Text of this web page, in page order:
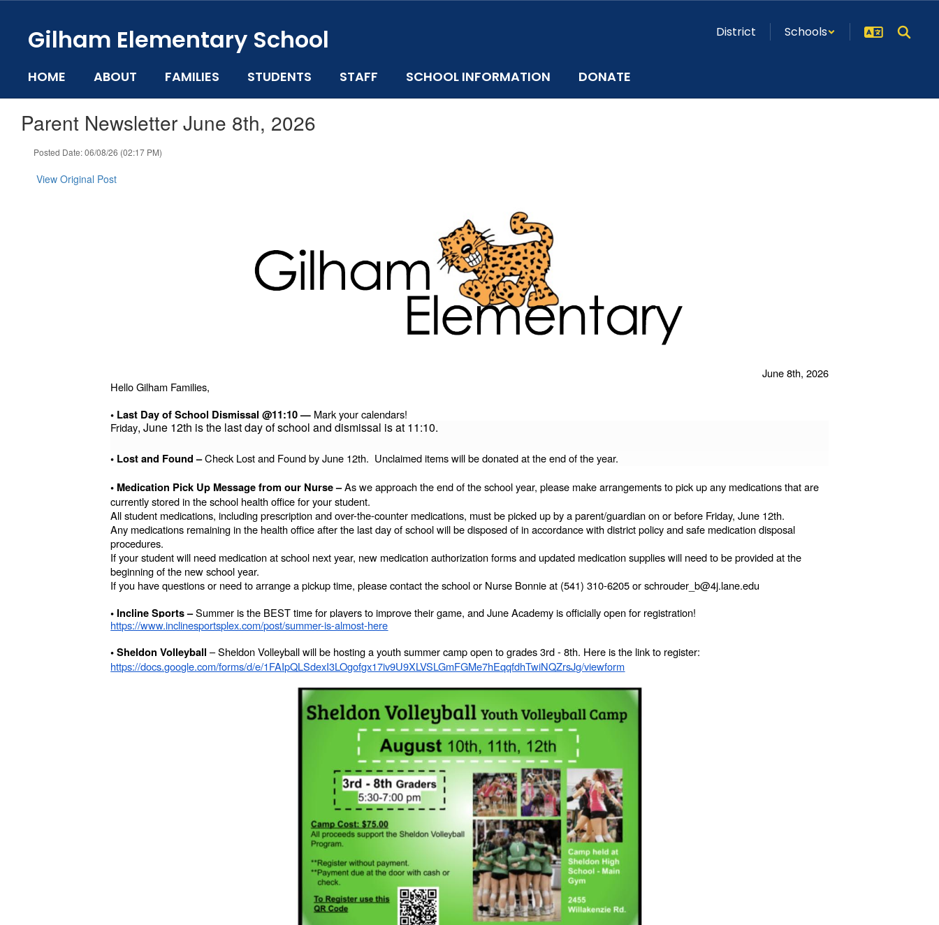
Gilham Elementary School District Schools
HOME ABOUT FAMILIES STUDENTS STAFF SCHOOL INFORMATION DONATE
Parent Newsletter June 8th, 2026
Posted Date: 06/08/26 (02:17 PM)
View Original Post
June 8th, 2026
Hello Gilham Families,
• Last Day of School Dismissal @11:10 — Mark your calendars!
Friday, June 12th is the last day of school and dismissal is at 11:10.
• Lost and Found –Check Lost and Found by June 12th. Unclaimed items will be donated at the end of the year.
• Medication Pick Up Message from our Nurse –As we approach the end of the school year, please make arrangements to pick up any medications that are
currently stored in the school health office for your student.
All student medications, including prescription and over-the-counter medications, must be picked up by a parent/guardian on or before Friday, June 12th.
Any medications remaining in the health office after the last day of school will be disposed of in accordance with district policy and safe medication disposal
procedures.
If your student will need medication at school next year, new medication authorization forms and updated medication supplies will need to be provided at the
beginning of the new school year.
If you have questions or need to arrange a pickup time, please contact the school or Nurse Bonnie at (541) 310-6205 or schrouder_b@4j.lane.edu
• Incline Sports –Summer is the BEST time for players to improve their game, and June Academy is officially open for registration!
https://www.inclinesportsplex.com/post/summer-is-almost-here
• Sheldon Volleyball – Sheldon Volleyball will be hosting a youth summer camp open to grades 3rd - 8th. Here is the link to register:
https://docs.google.com/forms/d/e/1FAIpQLSdexI3LOgofgx17iv9U9XLVSLGmFGMe7hEqqfdhTwiNQZrsJg/viewform